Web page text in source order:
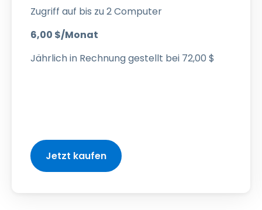
Zugriff auf bis zu 2 Computer
6,00 $/Monat
Jährlich in Rechnung gestellt bei 72,00 $
Jetzt kaufen